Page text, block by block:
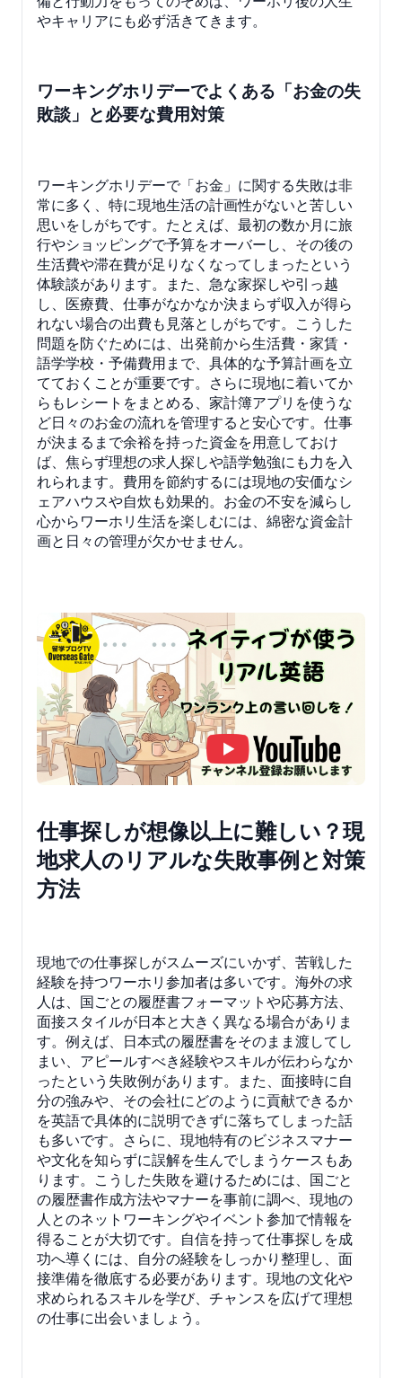
やキャリアにも必ず活きてきます。
ワーキングホリデーでよくある「お金の失
敗談」と必要な費用対策
ワーキングホリデーで「お金」に関する失敗は非
常に多く、特に現地生活の計画性がないと苦しい
思いをしがちです。たとえば、最初の数か月に旅
行やショッピングで予算をオーバーし、その後の
生活費や滞在費が足りなくなってしまったという
体験談があります。また、急な家探しや引っ越
し、医療費、仕事がなかなか決まらず収入が得ら
れない場合の出費も見落としがちです。こうした
問題を防ぐためには、出発前から生活費・家賃・
語学学校・予備費用まで、具体的な予算計画を立
てておくことが重要です。さらに現地に着いてか
らもレシートをまとめる、家計簿アプリを使うな
ど日々のお金の流れを管理すると安心です。仕事
が決まるまで余裕を持った資金を用意しておけ
ば、焦らず理想の求人探しや語学勉強にも力を入
れられます。費用を節約するには現地の安価なシ
ェアハウスや自炊も効果的。お金の不安を減らし
心からワーホリ生活を楽しむには、綿密な資金計
画と日々の管理が欠かせません。
仕事探しが想像以上に難しい？現
地求人のリアルな失敗事例と対策
方法
現地での仕事探しがスムーズにいかず、苦戦した
経験を持つワーホリ参加者は多いです。海外の求
人は、国ごとの履歴書フォーマットや応募方法、
面接スタイルが日本と大きく異なる場合がありま
す。例えば、日本式の履歴書をそのまま渡してし
まい、アピールすべき経験やスキルが伝わらなか
ったという失敗例があります。また、面接時に自
分の強みや、その会社にどのように貢献できるか
を英語で具体的に説明できずに落ちてしまった話
も多いです。さらに、現地特有のビジネスマナー
や文化を知らずに誤解を生んでしまうケースもあ
ります。こうした失敗を避けるためには、国ごと
の履歴書作成方法やマナーを事前に調べ、現地の
人とのネットワーキングやイベント参加で情報を
得ることが大切です。自信を持って仕事探しを成
功へ導くには、自分の経験をしっかり整理し、面
接準備を徹底する必要があります。現地の文化や
求められるスキルを学び、チャンスを広げて理想
の仕事に出会いましょう。